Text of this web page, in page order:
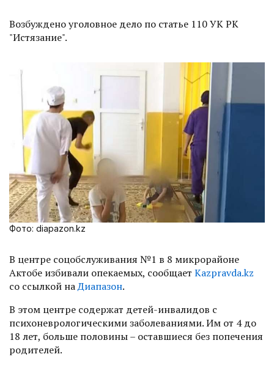
Возбуждено уголовное дело по статье 110 УК РК
"Истязание".
Фото: diapazon.kz
В центре соцобслуживания №1 в 8 микрорайоне
Актобе избивали опекаемых, сообщает Kazpravda.kz
со ссылкой наДиапазон.
В этом центре содержат детей-инвалидов с
психоневрологическими заболеваниями. Им от 4 до
18 лет, больше половины – оставшиеся без попечения
родителей.